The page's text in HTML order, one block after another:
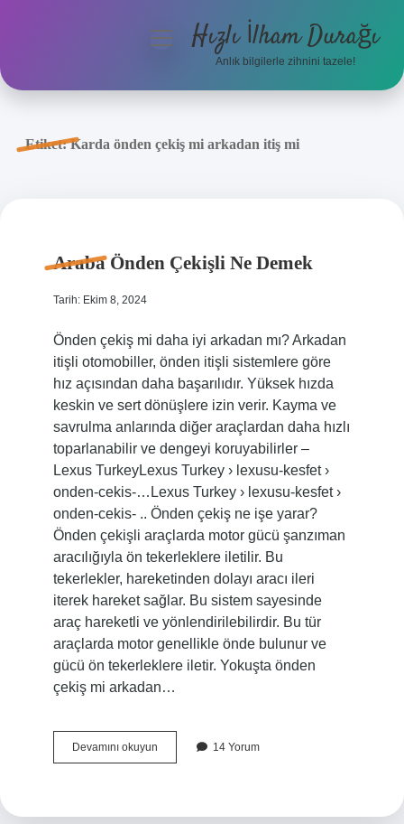
Anasayfa
menüyüHızlı İlham Durağı
Anlık bilgilerle zihnini tazele!
Etiket:Karda önden çekiş mi arkadan itiş mi
Araba Önden Çekişli Ne Demek
Tarih: Ekim 8, 2024
Önden çekiş mi daha iyi arkadan mı? Arkadan
itişli otomobiller, önden itişli sistemlere göre
hız açısından daha başarılıdır. Yüksek hızda
keskin ve sert dönüşlere izin verir. Kayma ve
savrulma anlarında diğer araçlardan daha hızlı
toparlanabilir ve dengeyi koruyabilirler –
Lexus TurkeyLexus Turkey › lexusu-kesfet ›
onden-cekis-…Lexus Turkey › lexusu-kesfet ›
onden-cekis- .. Önden çekiş ne işe yarar?
Önden çekişli araçlarda motor gücü şanzıman
aracılığıyla ön tekerleklere iletilir. Bu
tekerlekler, hareketinden dolayı aracı ileri
iterek hareket sağlar. Bu sistem sayesinde
araç hareketli ve yönlendirilebilirdir. Bu tür
araçlarda motor genellikle önde bulunur ve
gücü ön tekerleklere iletir. Yokuşta önden
çekiş mi arkadan…
Devamını okuyunAraba
Önden
14 Yorum